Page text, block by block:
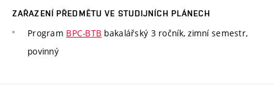
ZAŘAZENÍ PŘEDMĚTU VE STUDIJNÍCH PLÁNECH
Program BPC-BTB bakalářský 3 ročník, zimní semestr,
povinný